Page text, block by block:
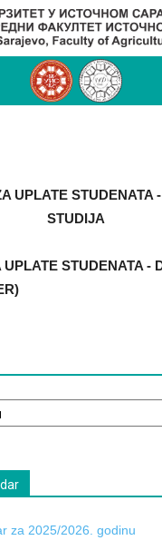
UPLATE STUDENATA
STUDIJA
UPLATE STUDENATA -
za 2025/2026. godinu